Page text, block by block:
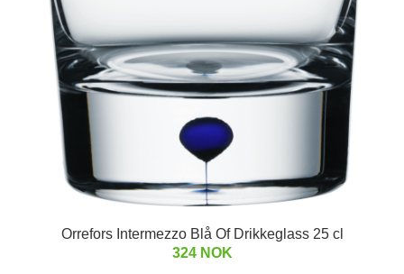
Orrefors Intermezzo Blå Of Drikkeglass 25 cl
324 NOK